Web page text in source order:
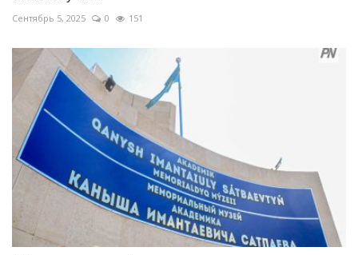
Сентябрь 5, 2025 0 151